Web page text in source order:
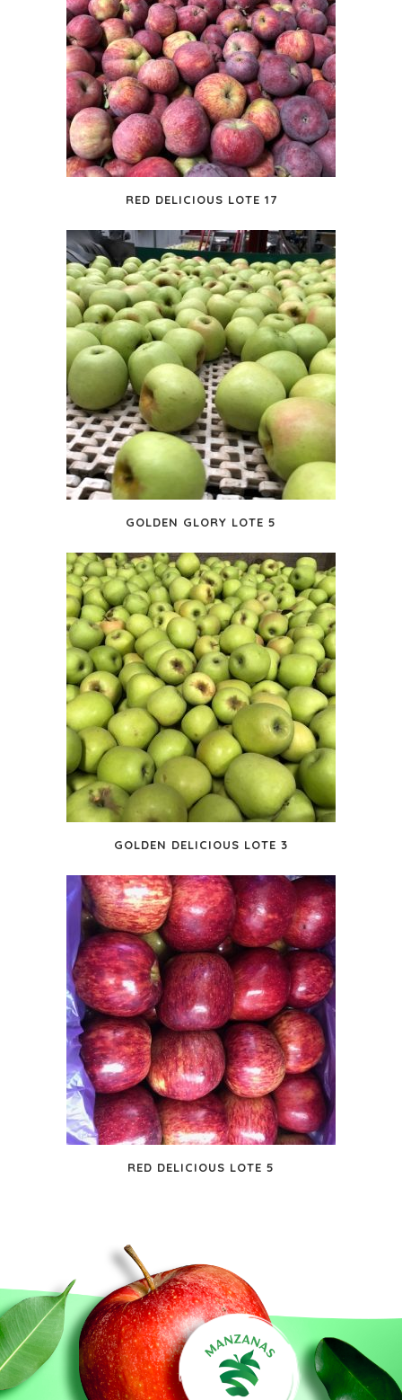
RED DELICIOUS LOTE 17
GOLDEN GLORY LOTE 5
GOLDEN DELICIOUS LOTE 3
RED DELICIOUS LOTE 5